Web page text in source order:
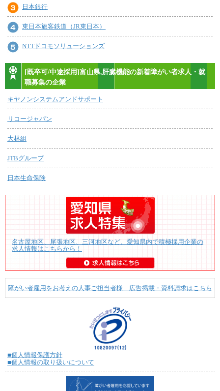
日本銀行
東日本旅客鉄道（JR東日本）
NTTドコモソリューションズ
[既卒可/中途採用]富山県,肝臓機能の新着障がい者求人・就
職募集の企業
キヤノンシステムアンドサポート
リコージャパン
大林組
JTBグループ
日本生命保険
名古屋地区、尾張地区、三河地区など、愛知県内で積極採用企業の
求人情報はこちらから！
障がい者雇用をお考えの人事ご担当者様 広告掲載・資料請求はこちら
■個人情報保護方針
■個人情報の取り扱いについて